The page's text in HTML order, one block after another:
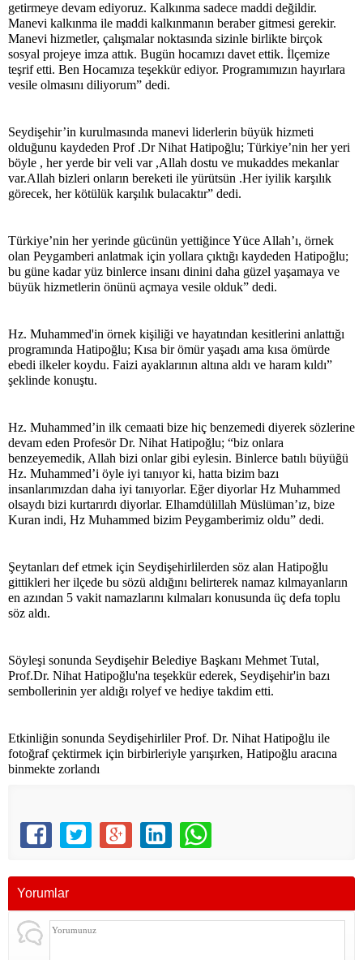
getirmeye devam ediyoruz. Kalkınma sadece maddi değildir.
Manevi kalkınma ile maddi kalkınmanın beraber gitmesi gerekir.
Manevi hizmetler, çalışmalar noktasında sizinle birlikte birçok
sosyal projeye imza attık. Bugün hocamızı davet ettik. İlçemize
teşrif etti. Ben Hocamıza teşekkür ediyor. Programımızın hayırlara
vesile olmasını diliyorum” dedi.
Seydişehir’in kurulmasında manevi liderlerin büyük hizmeti
olduğunu kaydeden Prof .Dr Nihat Hatipoğlu; Türkiye’nin her yeri
böyle , her yerde bir veli var ,Allah dostu ve mukaddes mekanlar
var.Allah bizleri onların bereketi ile yürütsün .Her iyilik karşılık
görecek, her kötülük karşılık bulacaktır” dedi.
Türkiye’nin her yerinde gücünün yettiğince Yüce Allah’ı, örnek
olan Peygamberi anlatmak için yollara çıktığı kaydeden Hatipoğlu;
bu güne kadar yüz binlerce insanı dinini daha güzel yaşamaya ve
büyük hizmetlerin önünü açmaya vesile olduk” dedi.
Hz. Muhammed'in örnek kişiliği ve hayatından kesitlerini anlattığı
programında Hatipoğlu; Kısa bir ömür yaşadı ama kısa ömürde
ebedi ilkeler koydu. Faizi ayaklarının altına aldı ve haram kıldı”
şeklinde konuştu.
Hz. Muhammed’in ilk cemaati bize hiç benzemedi diyerek sözlerine
devam eden Profesör Dr. Nihat Hatipoğlu; “biz onlara
benzeyemedik, Allah bizi onlar gibi eylesin. Binlerce batılı büyüğü
Hz. Muhammed’i öyle iyi tanıyor ki, hatta bizim bazı
insanlarımızdan daha iyi tanıyorlar. Eğer diyorlar Hz Muhammed
olsaydı bizi kurtarırdı diyorlar. Elhamdülillah Müslüman’ız, bize
Kuran indi, Hz Muhammed bizim Peygamberimiz oldu” dedi.
Şeytanları def etmek için Seydişehirlilerden söz alan Hatipoğlu
gittikleri her ilçede bu sözü aldığını belirterek namaz kılmayanların
en azından 5 vakit namazlarını kılmaları konusunda üç defa toplu
söz aldı.
Söyleşi sonunda Seydişehir Belediye Başkanı Mehmet Tutal,
Prof.Dr. Nihat Hatipoğlu'na teşekkür ederek, Seydişehir'in bazı
sembollerinin yer aldığı rolyef ve hediye takdim etti.
Etkinliğin sonunda Seydişehirliler Prof. Dr. Nihat Hatipoğlu ile
fotoğraf çektirmek için birbirleriyle yarışırken, Hatipoğlu aracına
binmekte zorlandı
Yorumlar